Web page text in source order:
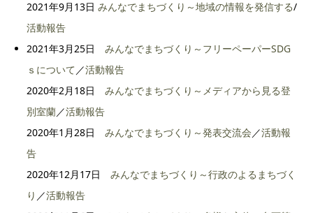
2021年9月13日みんなでまちづくり～地域の情報を発信する/
活動報告
2021年3月25日みんなでまちづくり～フリーペーパーSDG
ｓについて ／活動報告
2020年2月18日みんなでまちづくり～メディアから見る登
別室蘭／活動報告
2020年1月28日みんなでまちづくり～発表交流会 ／活動報
告
2020年12月17日みんなでまちづくり～行政のよるまちづく
り ／活動報告